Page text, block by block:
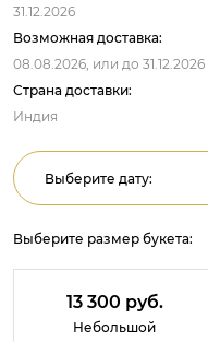
31.12.2026
Возможная доставка:
08.08.2026, или до 31.12.2026
Страна доставки:
Индия
Выберите дату:
Выберите размер букета:
13 300 руб.
Небольшой